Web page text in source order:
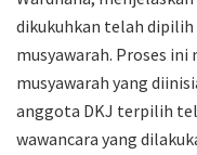
dikukuhkan telah
musyawarah. Proses
musyawarah yang
anggota DKJ terpilih
wawancara yang